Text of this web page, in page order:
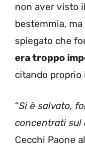
non aver visto
bestemmia,
spiegato che
era troppo
citando proprio
“Si è salvato,
concentrati sul
Cecchi Paone